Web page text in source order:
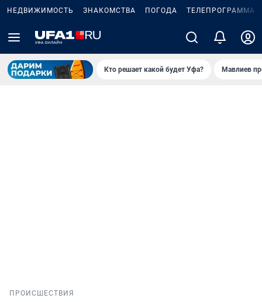
НЕДВИЖИМОСТЬ ЗНАКОМСТВА ПОГОДА ТЕЛЕПРОГРАММА
Кто решает какой будет Уфа? Мавлиев
ПРОИСШЕСТВИЯ